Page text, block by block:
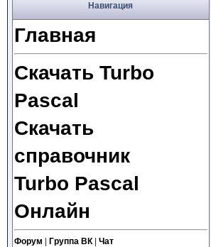
Навигация
Главная
Скачать Turbo
Pascal
Скачать
справочник
Turbo Pascal
Онлайн
Форум Группа ВК| Чат